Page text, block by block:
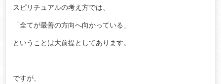
スピリチュアルの考え方では、
「全てが最善の方向へ向かっている」
ということは大前提としてあります。
ですが、